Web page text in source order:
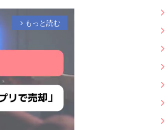
arrow_forward_ios もっと読む